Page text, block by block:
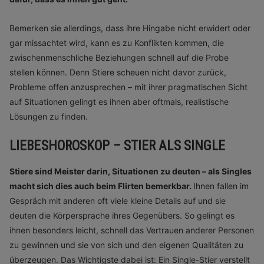
Bemerken sie allerdings, dass ihre Hingabe nicht erwidert oder
gar missachtet wird, kann es zu Konflikten kommen, die
zwischenmenschliche Beziehungen schnell auf die Probe
stellen können. Denn Stiere scheuen nicht davor zurück,
Probleme offen anzusprechen – mit ihrer pragmatischen Sicht
auf Situationen gelingt es ihnen aber oftmals, realistische
Lösungen zu finden.
LIEBESHOROSKOP – STIER ALS SINGLE
Stiere sind Meister darin, Situationen zu deuten – als Singles
macht sich dies auch beim Flirten bemerkbar. Ihnen fallen im
Gespräch mit anderen oft viele kleine Details auf und sie
deuten die Körpersprache ihres Gegenübers. So gelingt es
ihnen besonders leicht, schnell das Vertrauen anderer Personen
zu gewinnen und sie von sich und den eigenen Qualitäten zu
überzeugen. Das Wichtigste dabei ist: Ein Single-Stier verstellt